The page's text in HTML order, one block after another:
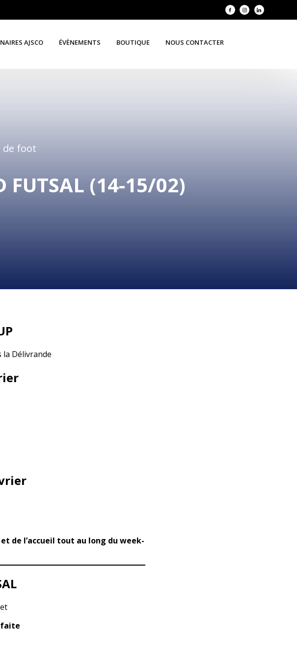
AJSCO ÉVÈNEMENTS BOUTIQUE NOUS CONTACTER
de foot
FUTSAL (14-15/02)
la Délivrande
de l’accueil tout au long du week-